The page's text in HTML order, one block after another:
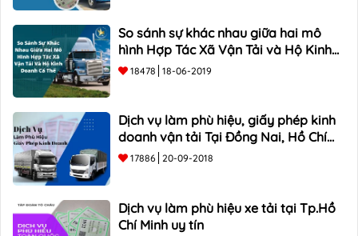
So sánh sự khác nhau giữa hai mô
hình Hợp Tác Xã Vận Tải và Hộ Kinh
Doanh Cá Thể
18478 18-06-2019
Dịch vụ làm phù hiệu, giấy phép kinh
doanh vận tải Tại Đồng Nai, Hồ Chí
Minh
17886 20-09-2018
Dịch vụ làm phù hiệu xe tải tại Tp.Hồ
Chí Minh uy tín